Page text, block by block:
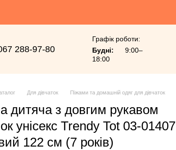
288-97-80
Графік роботи:
Будні:
9:00–
18:00
Для дівчаток Піжами та домашній одяг для дівчаток
дитяча з довгим рукавом
унісекс Trendy Tot 03-01407
122 см (7 років)